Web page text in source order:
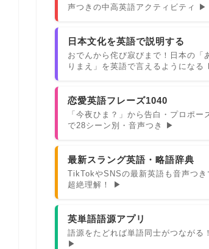
声つきの中高英語アクティビティ ▶
日本文化を英語で説明する
おでんから侘び寂びまで！日本の「
りまえ」を英語で言えるようになる
恋愛英語フレーズ1040
「今夜ひま？」から告白・プロポー
で28シーン別・音声つき ▶
最新スラング英語・略語辞典
TikTokやSNSの最新英語も音声つき
超絶理解！ ▶
英単語語源アプリ
語源をたどれば単語同士がつながる！
▶